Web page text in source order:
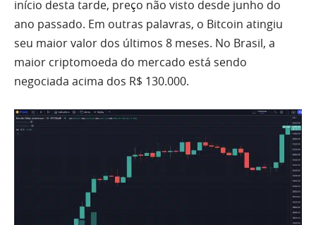
início desta tarde, preço não visto desde junho do
ano passado. Em outras palavras, o Bitcoin atingiu
seu maior valor dos últimos 8 meses. No Brasil, a
maior criptomoeda do mercado está sendo
negociada acima dos R$ 130.000.